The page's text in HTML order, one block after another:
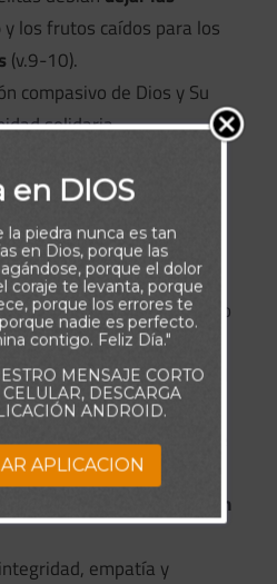
y los frutos caídos para los
(v.9-10).
compasivo de Dios y Su
solidaria.
(Levítico 19:11-16)
engañar y jurar
prójimo ni retener el salario
sordo o poner tropiezo al
sin favorecer al pobre
chismear ni actuar con
empatía y
en DIOS
la piedra nunca es tan
en Dios, porque las
porque el dolor
coraje te levanta, porque
porque los errores te
nadie es perfecto.
contigo. Feliz Día."
MENSAJE CORTO
DESCARGA
ANDROID.
APLICACION